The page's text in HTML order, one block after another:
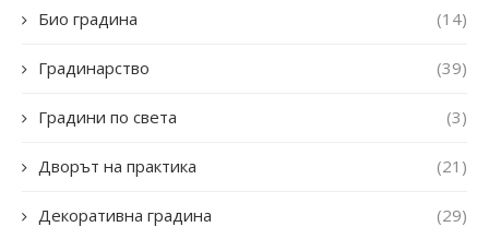
Био градина (14)
Градинарство (39)
Градини по света (3)
Дворът на практика (21)
Декоративна градина (29)